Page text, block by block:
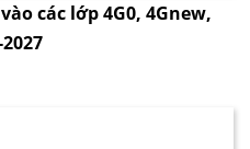
các lớp 4G0, 4Gnew,